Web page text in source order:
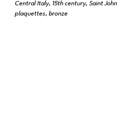
Central Italy, 15th century, Saint
plaquettes, bronze